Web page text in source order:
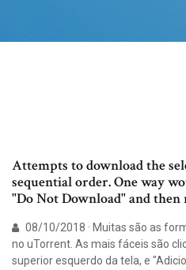
Attempts to download the
sequential order. One way
"Do Not Download" and
08/10/2018 · Muitas são as
no uTorrent. As mais fáceis são
superior esquerdo da tela, e